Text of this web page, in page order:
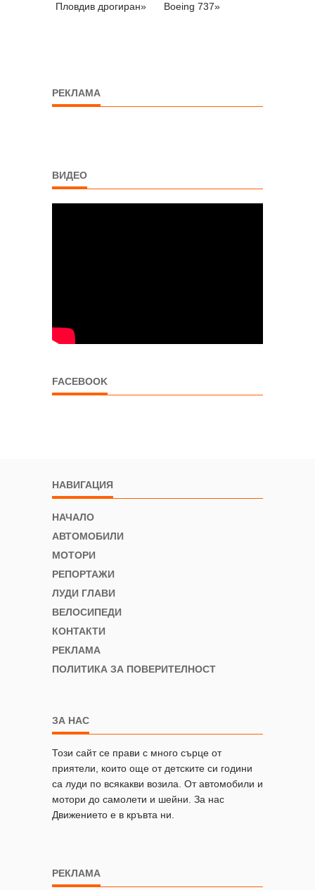
Пловдив дрогиран»
Boeing 737»
РЕКЛАМА
ВИДЕО
FACEBOOK
НАВИГАЦИЯ
НАЧАЛО
АВТОМОБИЛИ
МОТОРИ
РЕПОРТАЖИ
ЛУДИ ГЛАВИ
ВЕЛОСИПЕДИ
КОНТАКТИ
РЕКЛАМА
ПОЛИТИКА ЗА ПОВЕРИТЕЛНОСТ
ЗА НАС
Този сайт се прави с много сърце от
приятели, които още от детските си години
са луди по всякакви возила. От автомобили и
мотори до самолети и шейни. За нас
Движението е в кръвта ни.
РЕКЛАМА